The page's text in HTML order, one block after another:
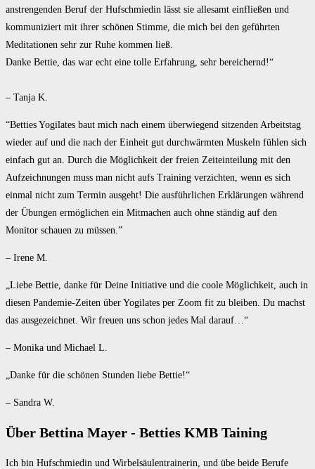
anstrengenden Beruf der Hufschmiedin lässt sie allesamt einfließen und
kommuniziert mit ihrer schönen Stimme, die mich bei den geführten
Meditationen sehr zur Ruhe kommen ließ.
Danke Bettie, das war echt eine tolle Erfahrung, sehr bereichernd!“
– Tanja K.
“Betties Yogilates baut mich nach einem überwiegend sitzenden Arbeitstag
wieder auf und die nach der Einheit gut durchwärmten Muskeln fühlen sich
einfach gut an. Durch die Möglichkeit der freien Zeiteinteilung mit den
Aufzeichnungen muss man nicht aufs Training verzichten, wenn es sich
einmal nicht zum Termin ausgeht! Die ausführlichen Erklärungen während
der Übungen ermöglichen ein Mitmachen auch ohne ständig auf den
Monitor schauen zu müssen.”
– Irene M.
„Liebe Bettie, danke für Deine Initiative und die coole Möglichkeit, auch in
diesen Pandemie-Zeiten über Yogilates per Zoom fit zu bleiben. Du machst
das ausgezeichnet. Wir freuen uns schon jedes Mal darauf…“
– Monika und Michael L.
„Danke für die schönen Stunden liebe Bettie!“
– Sandra W.
Über Bettina Mayer - Betties KMB Taining
Ich bin Hufschmiedin und Wirbelsäulentrainerin, und übe beide Berufe